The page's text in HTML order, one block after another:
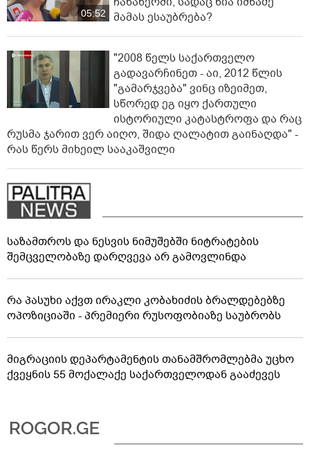
05:52
მამას ესაუბრება?
"2008 წელს საქართველო
გადავარჩინეთ - აი, 2012 წლის
"გამარჯვება" ვინც იზეიმეთ,
სწორედ ეგ იყო ქართული
ისტორიული კატასტროფა და რაც
რუსმა ჯარით ვერ აიღო, შიდა ღალატით გაინაღდა" -
რას წერს მიხეილ სააკაშვილი
საზამთროს და ნესვის ნიმუშებში ნიტრატების
შემცველობაზე დარღვევა არ გამოვლინდა
რა პასუხი აქვთ ირაკლი კობახიძის ბრალდებებზე
ოპოზიციაში - პრემიერი რუსოფობიაზე საუბრობს
მიგრაციის დეპარტამენტის თანამშრომლებმა უცხო
ქვეყნის 55 მოქალაქე საქართველოდან გააძევეს